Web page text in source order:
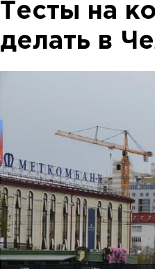
Тесты на
делать в